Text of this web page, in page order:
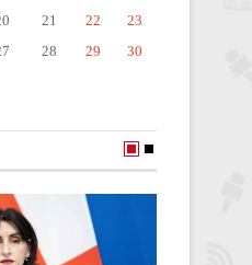
21 22
23
28 29
30